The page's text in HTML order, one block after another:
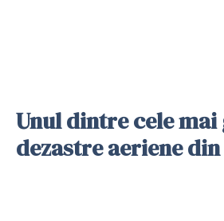
Unul dintre cele mai
dezastre aeriene